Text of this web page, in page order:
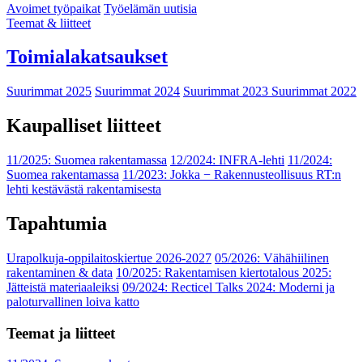
Avoimet työpaikat Työelämän uutisia
Teemat & liitteet
Toimialakatsaukset
Suurimmat 2025 Suurimmat 2024 Suurimmat 2023 Suurimmat 2022
Kaupalliset liitteet
11/2025: Suomea rakentamassa 12/2024: INFRA-lehti 11/2024:
Suomea rakentamassa 11/2023: Jokka − Rakennusteollisuus RT:n
lehti kestävästä rakentamisesta
Tapahtumia
Urapolkuja-oppilaitoskiertue 2026-2027 05/2026: Vähähiilinen
rakentaminen & data 10/2025: Rakentamisen kiertotalous 2025:
Jätteistä materiaaleiksi 09/2024: Recticel Talks 2024: Moderni ja
paloturvallinen loiva katto
Teemat ja liitteet